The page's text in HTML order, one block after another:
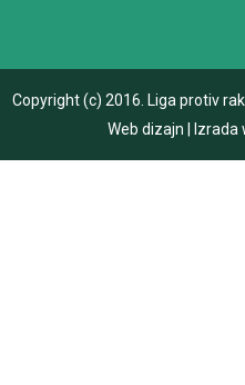
Copyright (c) 2016. Liga protiv
Web dizajn
Izrada